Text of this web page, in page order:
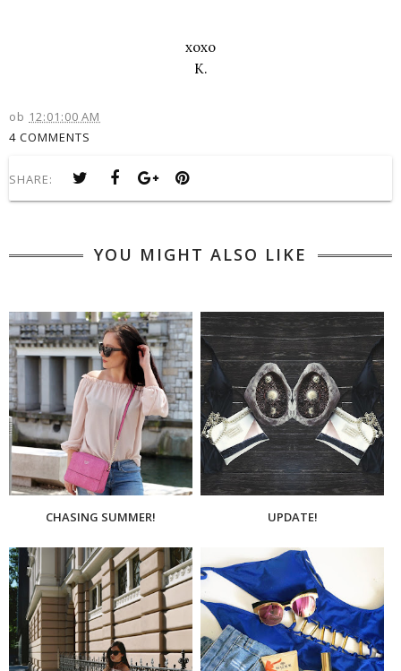
xoxo
K.
ob 12:01:00 AM
4 COMMENTS
SHARE:
YOU MIGHT ALSO LIKE
CHASING SUMMER! UPDATE!